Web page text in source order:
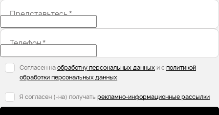
Представьтесь*
Телефон*
Согласен наобработку персональных данных и сполитикой
обработки персональных данных
Я согласен (-на) получать рекламно-информационные рассылки